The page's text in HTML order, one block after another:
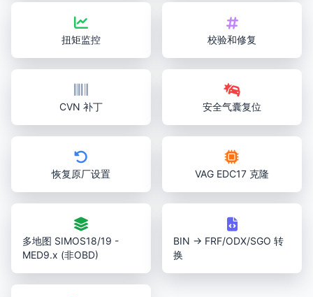
扭矩监控 校验和修复
CVN 补丁 安全气囊复位
恢复原厂设置 VAG EDC17 克隆
多地图 SIMOS18/19 -
MED9.x (非OBD)
BIN → FRF/ODX/SGO 转
换